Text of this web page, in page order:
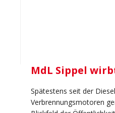
MdL Sippel
Spätestens seit der
Verbrennungsmotoren